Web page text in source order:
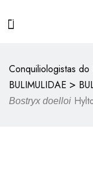
Conquiliologistas do
BULIMULIDAE >
Bostryx doelloi